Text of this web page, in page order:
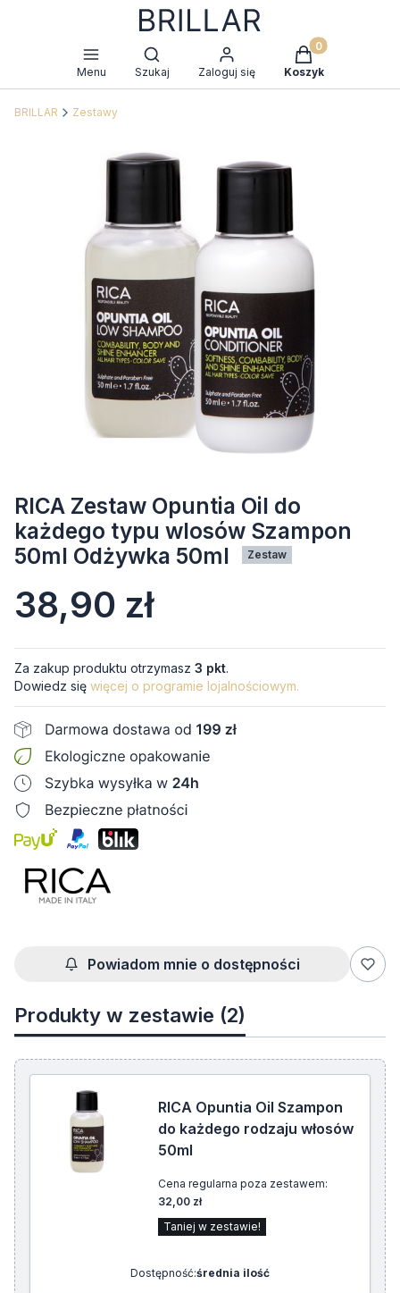
Menu
Otwórz wyszukiwarkę
Szukaj Zaloguj się
Produkty w
Koszyk
BRILLAR Zestawy
RICA Zestaw Opuntia Oil do
każdego typu wlosów Szampon
50ml Odżywka 50ml
Zestaw
Cena
38,90 zł
Za zakup produktu otrzymasz 3 pkt.
Dowiedz się więcej o programie lojalnościowym.
Powiadom mnie o dostępności
Produkty w zestawie (2)
RICA Opuntia Oil Szampon
do każdego rodzaju włosów
50ml
Cena regularna poza zestawem:
32,00 zł
Taniej w zestawie!
Dostępność:średnia ilość